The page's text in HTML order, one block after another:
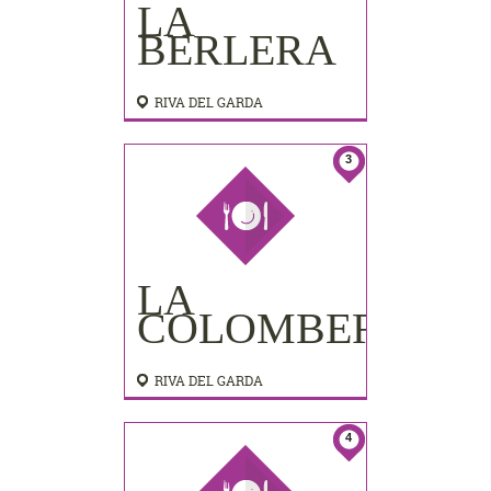
LA
BERLERA
RIVA DEL GARDA
3
LA
COLOMBERA
RIVA DEL GARDA
4